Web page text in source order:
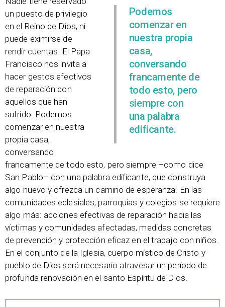
Podemos
comenzar en
nuestra propia
casa,
conversando
francamente de
todo esto, pero
siempre con
una palabra
edificante.
un puesto de privilegio
en el Reino de Dios, ni
puede eximirse de
rendir cuentas. El Papa
Francisco nos invita a
hacer gestos efectivos
de reparación con
aquellos que han
sufrido. Podemos
comenzar en nuestra
propia casa,
conversando
francamente de todo esto, pero siempre –como dice
San Pablo– con una palabra edificante, que construya
algo nuevo y ofrezca un camino de esperanza. En las
comunidades eclesiales, parroquias y colegios se requiere
algo más: acciones efectivas de reparación hacia las
víctimas y comunidades afectadas, medidas concretas
de prevención y protección eficaz en el trabajo con niños.
En el conjunto de la Iglesia, cuerpo místico de Cristo y
pueblo de Dios será necesario atravesar un período de
profunda renovación en el santo Espíritu de Dios.